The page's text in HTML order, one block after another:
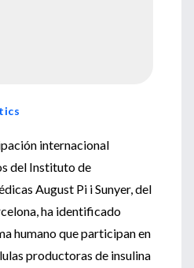
internacional
del Instituto de
August Pi i Sunyer, del
ha identificado
humano que participan en
productoras de insulina